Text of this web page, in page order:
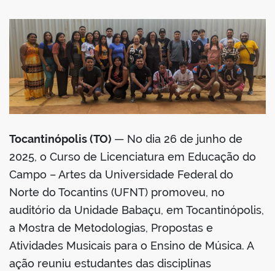
Tocantinópolis (TO) — No dia 26 de junho de
2025, o Curso de Licenciatura em Educação do
Campo – Artes da Universidade Federal do
Norte do Tocantins (UFNT) promoveu, no
auditório da Unidade Babaçu, em Tocantinópolis,
a Mostra de Metodologias, Propostas e
Atividades Musicais para o Ensino de Música. A
ação reuniu estudantes das disciplinas